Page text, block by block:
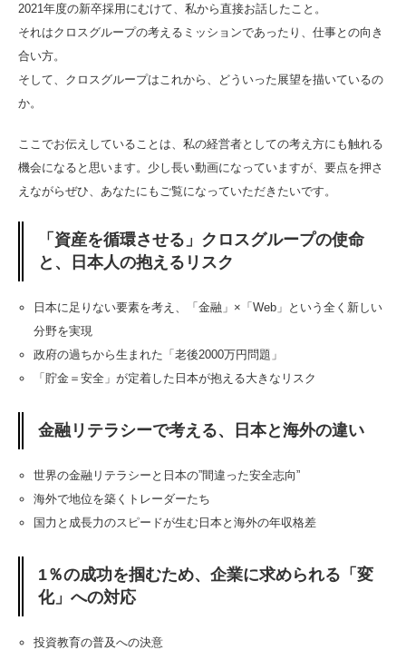
2021年度の新卒採用にむけて、私から直接お話したこと。
それはクロスグループの考えるミッションであったり、仕事との向き
合い方。
そして、クロスグループはこれから、どういった展望を描いているの
か。
ここでお伝えしていることは、私の経営者としての考え方にも触れる
機会になると思います。少し長い動画になっていますが、要点を押さ
えながらぜひ、あなたにもご覧になっていただきたいです。
「資産を循環させる」クロスグループの使命
と、日本人の抱えるリスク
日本に足りない要素を考え、「金融」×「Web」という全く新しい
分野を実現
政府の過ちから生まれた「老後2000万円問題」
「貯金＝安全」が定着した日本が抱える大きなリスク
金融リテラシーで考える、日本と海外の違い
世界の金融リテラシーと日本の”間違った安全志向”
海外で地位を築くトレーダーたち
国力と成長力のスピードが生む日本と海外の年収格差
1％の成功を掴むため、企業に求められる「変
化」への対応
投資教育の普及への決意